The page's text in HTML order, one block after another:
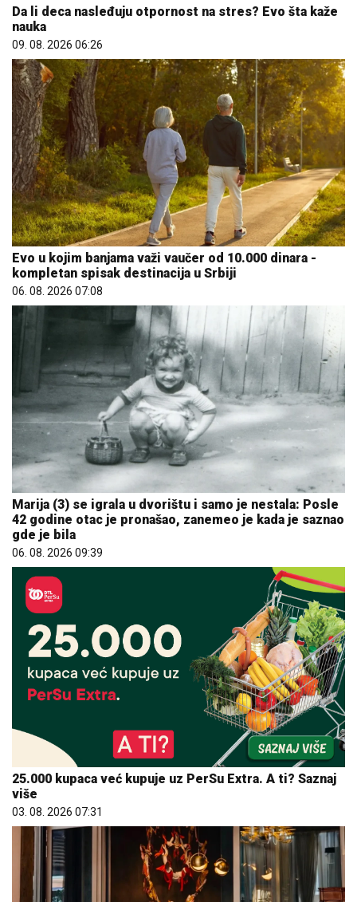
Da li deca nasleđuju otpornost na stres? Evo šta kaže
nauka
09. 08. 2026 06:26
Evo u kojim banjama važi vaučer od 10.000 dinara -
kompletan spisak destinacija u Srbiji
06. 08. 2026 07:08
Marija (3) se igrala u dvorištu i samo je nestala: Posle
42 godine otac je pronašao, zanemeo je kada je saznao
gde je bila
06. 08. 2026 09:39
25.000 kupaca već kupuje uz PerSu Extra. A ti? Saznaj
više
03. 08. 2026 07:31